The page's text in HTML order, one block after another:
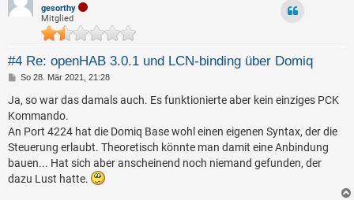
gesorthy
Mitglied
#4 Re: openHAB 3.0.1 und LCN-binding über Domiq
B
i
t
r
a
g
So 28. Mär 2021, 21:28
Ja, so war das damals auch. Es funktionierte aber kein einziges PCK
Kommando.
An Port 4224 hat die Domiq Base wohl einen eigenen Syntax, der die
Steuerung erlaubt. Theoretisch könnte man damit eine Anbindung
bauen... Hat sich aber anscheinend noch niemand gefunden, der
dazu Lust hatte.